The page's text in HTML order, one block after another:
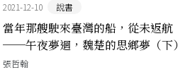
2021-12-10 說書
當年那艘駛來臺灣的船，從未返航
──午夜夢迴，魏楚的思鄉夢（下）
張哲翰